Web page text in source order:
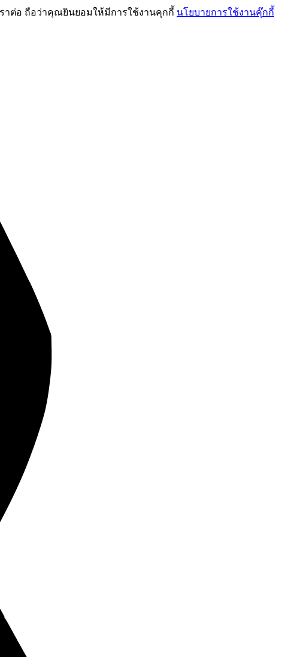
ราต่อ ถือว่าคุณยินยอมให้มีการใช้งานคุกกี้ นโยบายการใช้งานคุ๊กกี้